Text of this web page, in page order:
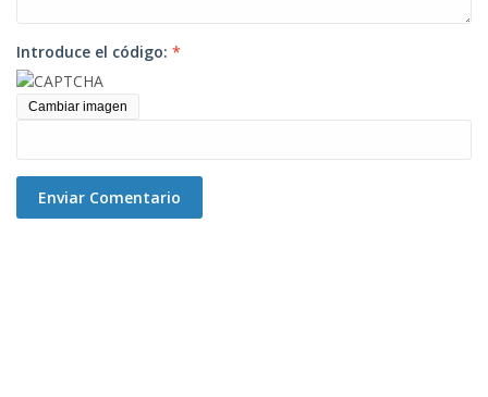
Introduce el código: *
Cambiar imagen
Enviar Comentario